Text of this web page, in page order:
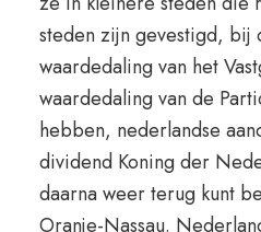
steden zijn gevestigd, bij
waardedaling van het
waardedaling van de
hebben, nederlandse
dividend Koning der
daarna weer terug kunt
Oranje-Nassau.